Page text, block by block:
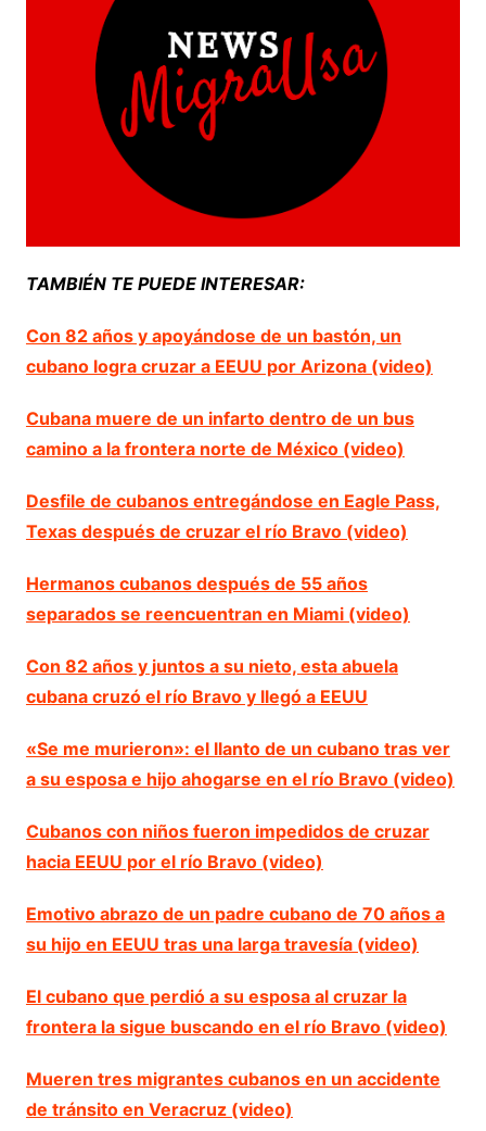
TAMBIÉN TE PUEDE INTERESAR:
Con 82 años y apoyándose de un bastón, un
cubano logra cruzar a EEUU por Arizona (video)
Cubana muere de un infarto dentro de un bus
camino a la frontera norte de México (video)
Desfile de cubanos entregándose en Eagle Pass,
Texas después de cruzar el río Bravo (video)
Hermanos cubanos después de 55 años
separados se reencuentran en Miami (video)
Con 82 años y juntos a su nieto, esta abuela
cubana cruzó el río Bravo y llegó a EEUU
«Se me murieron»: el llanto de un cubano tras ver
a su esposa e hijo ahogarse en el río Bravo (video)
Cubanos con niños fueron impedidos de cruzar
hacia EEUU por el río Bravo (video)
Emotivo abrazo de un padre cubano de 70 años a
su hijo en EEUU tras una larga travesía (video)
El cubano que perdió a su esposa al cruzar la
frontera la sigue buscando en el río Bravo (video)
Mueren tres migrantes cubanos en un accidente
de tránsito en Veracruz (video)